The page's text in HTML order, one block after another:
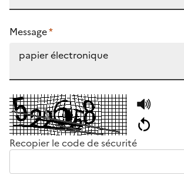
Message*
Recopier le code de sécurité